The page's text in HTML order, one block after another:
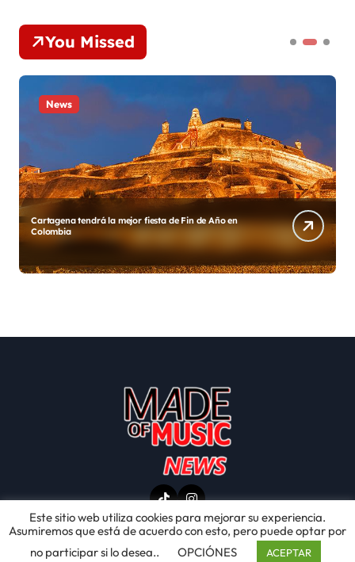
You Missed
News
Diego y su Grupo Galé estrenan «Gracias México»
Este sitio web utiliza cookies para mejorar su experiencia.
Asumiremos que está de acuerdo con esto, pero puede optar por
no participar si lo desea..
OPCIÓNES ACEPTAR